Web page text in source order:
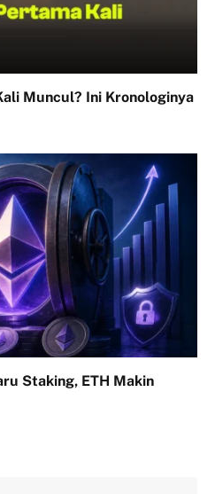
Muncul? Ini Kronologinya
Staking, ETH Makin